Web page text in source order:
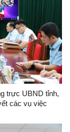
trực UBND tỉnh,
các vụ việc